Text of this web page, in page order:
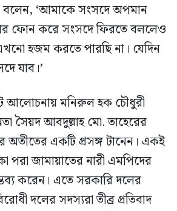
‘আমাকে সংসদে অপমান
ফোন করে সংসদে ফিরতে বললেও
হজম করতে পারছি না। যেদিন
যাব।’
আলোচনায় মনিরুল হক চৌধুরী
সৈয়দ আবদুল্লাহ মো. তাহেরের
অতীতের একটি প্রসঙ্গ টানেন। একই
পরা জামায়াতের নারী এমপিদের
করেন। এতে সরকারি দলের
দলের সদস্যরা তীব্র প্রতিবাদ